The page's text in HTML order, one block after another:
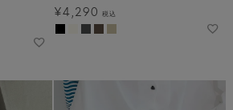
¥4,290 税込